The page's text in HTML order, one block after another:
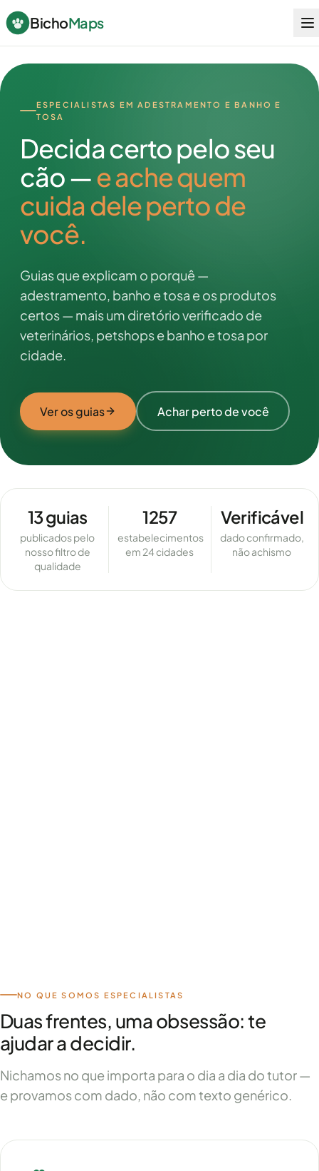
BichoMaps
ESPECIALISTAS EM ADESTRAMENTO E BANHO E
TOSA
Decida certo pelo seu
cão —e ache quem
cuida dele perto de
você.
Guias que explicam o porquê —
adestramento, banho e tosa e os produtos
certos — mais um diretório verificado de
veterinários, petshops e banho e tosa por
cidade.
Ver os guias Achar perto de você
13 guias
publicados pelo
nosso filtro de
qualidade
1257
estabelecimentos
em 24 cidades
Verificável
dado confirmado,
não achismo
NO QUE SOMOS ESPECIALISTAS
Duas frentes, uma obsessão: te
ajudar a decidir.
Nichamos no que importa para o dia a dia do tutor —
e provamos com dado, não com texto genérico.